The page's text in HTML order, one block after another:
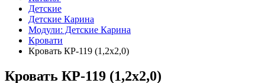
Детские
Детские Карина
Модули: Детские Карина
Кровати
Кровать КР-119 (1,2x2,0)
Кровать КР-119 (1,2x2,0)